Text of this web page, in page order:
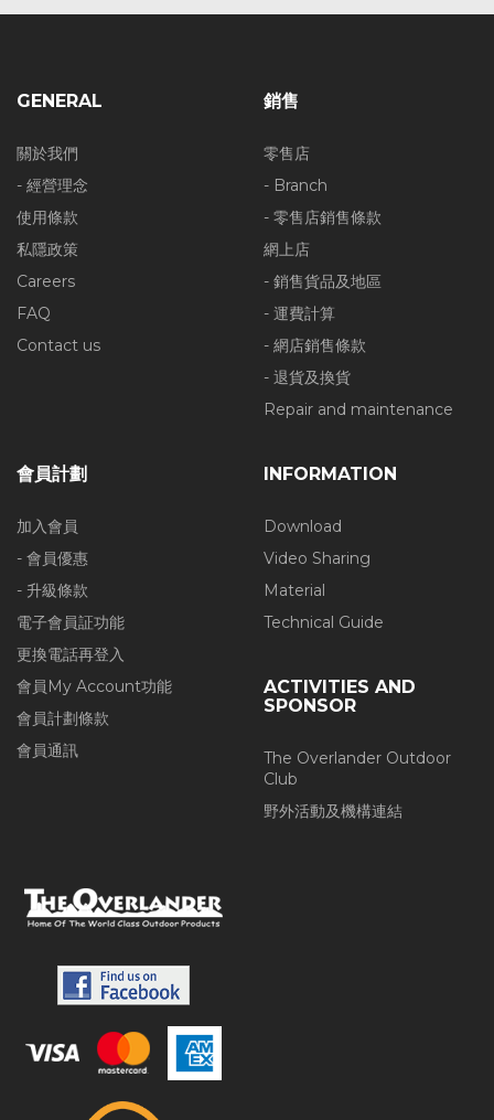
GENERAL
關於我們
- 經營理念
使用條款
私隱政策
Careers
FAQ
Contact us
銷售
零售店
- Branch
- 零售店銷售條款
網上店
- 銷售貨品及地區
- 運費計算
- 網店銷售條款
- 退貨及換貨
Repair and maintenance
會員計劃
加入會員
- 會員優惠
- 升級條款
電子會員証功能
更換電話再登入
會員My Account功能
會員計劃條款
會員通訊
INFORMATION
Download
Video Sharing
Material
Technical Guide
ACTIVITIES AND
SPONSOR
The Overlander Outdoor
Club
野外活動及機構連結